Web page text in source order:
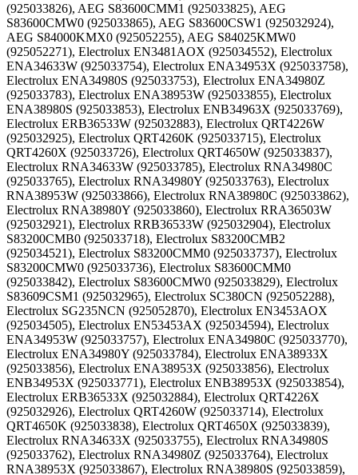
(925033826), AEG S83600CMM1 (925033825), AEG
S83600CMW0 (925033865), AEG S83600CSW1 (925032924),
AEG S84000KMX0 (925052255), AEG S84025KMW0
(925052271), Electrolux EN3481AOX (925034552), Electrolux
ENA34633W (925033754), Electrolux ENA34953X (925033758),
Electrolux ENA34980S (925033753), Electrolux ENA34980Z
(925033783), Electrolux ENA38953W (925033855), Electrolux
ENA38980S (925033853), Electrolux ENB34963X (925033769),
Electrolux ERB36533W (925032883), Electrolux QRT4226W
(925032925), Electrolux QRT4260K (925033715), Electrolux
QRT4260X (925033726), Electrolux QRT4650W (925033837),
Electrolux RNA34633W (925033785), Electrolux RNA34980C
(925033765), Electrolux RNA34980Y (925033763), Electrolux
RNA38953W (925033866), Electrolux RNA38980C (925033862),
Electrolux RNA38980Y (925033860), Electrolux RRA36503W
(925032921), Electrolux RRB36533W (925032904), Electrolux
S83200CMB0 (925033718), Electrolux S83200CMB2
(925034521), Electrolux S83200CMM0 (925033737), Electrolux
S83200CMW0 (925033736), Electrolux S83600CMM0
(925033842), Electrolux S83600CMW0 (925033829), Electrolux
S83609CSM1 (925032965), Electrolux SC380CN (925052288),
Electrolux SG235NCN (925052870), Electrolux EN3453AOX
(925034505), Electrolux EN53453AX (925034594), Electrolux
ENA34953W (925033757), Electrolux ENA34980C (925033770),
Electrolux ENA34980Y (925033784), Electrolux ENA38933X
(925033856), Electrolux ENA38953X (925033856), Electrolux
ENB34953X (925033771), Electrolux ENB38953X (925033854),
Electrolux ERB36533X (925032884), Electrolux QRT4226X
(925032926), Electrolux QRT4260W (925033714), Electrolux
QRT4650K (925033838), Electrolux QRT4650X (925033839),
Electrolux RNA34633X (925033755), Electrolux RNA34980S
(925033762), Electrolux RNA34980Z (925033764), Electrolux
RNA38953X (925033867), Electrolux RNA38980S (925033859),